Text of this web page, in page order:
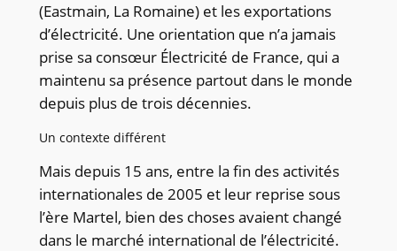
(Eastmain, La Romaine) et les exportations
d’électricité. Une orientation que n’a jamais
prise sa consœur Électricité de France, qui a
maintenu sa présence partout dans le monde
depuis plus de trois décennies.
Un contexte différent
Mais depuis 15 ans, entre la fin des activités
internationales de 2005 et leur reprise sous
l’ère Martel, bien des choses avaient changé
dans le marché international de l’électricité.